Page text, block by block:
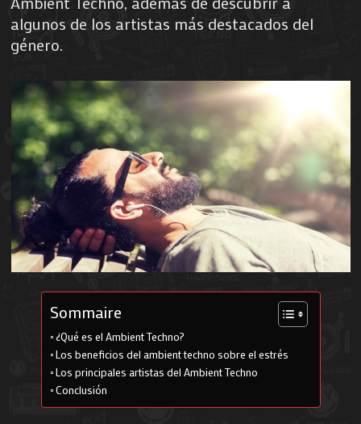
algunos de los artistas más destacados del
género.
Sommaire
¿Qué es el Ambient Techno?
Los beneficios del ambient techno sobre el estrés
Los principales artistas del Ambient Techno
Conclusión